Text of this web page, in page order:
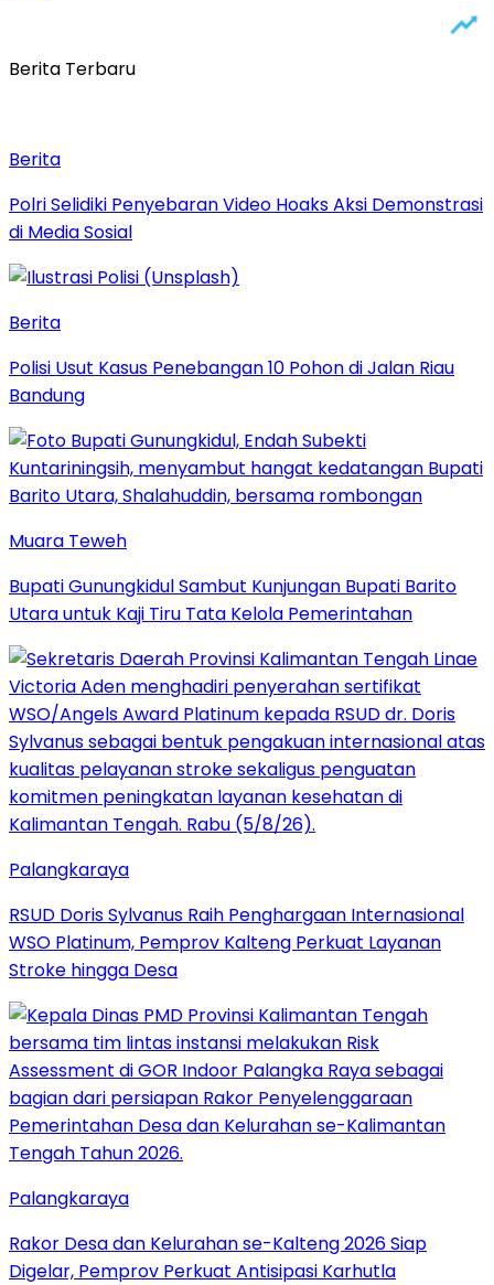
Berita Terbaru
Berita
Polri Selidiki Penyebaran Video Hoaks Aksi Demonstrasi
di Media Sosial
Berita
Polisi Usut Kasus Penebangan 10 Pohon di Jalan Riau
Bandung
Muara Teweh
Bupati Gunungkidul Sambut Kunjungan Bupati Barito
Utara untuk Kaji Tiru Tata Kelola Pemerintahan
Palangkaraya
RSUD Doris Sylvanus Raih Penghargaan Internasional
WSO Platinum, Pemprov Kalteng Perkuat Layanan
Stroke hingga Desa
Palangkaraya
Rakor Desa dan Kelurahan se-Kalteng 2026 Siap
Digelar, Pemprov Perkuat Antisipasi Karhutla